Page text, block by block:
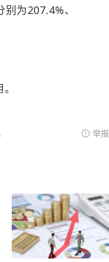
为207.4%、
举报